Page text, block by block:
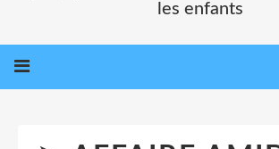
les enfants